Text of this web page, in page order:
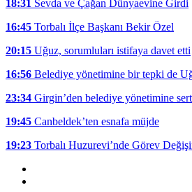
18:31 Sevda ve Çağan Dünyaevine Girdi
16:45 Torbalı İlçe Başkanı Bekir Özel
20:15 Uğuz, sorumluları istifaya davet etti
16:56 Belediye yönetimine bir tepki de
23:34 Girgin’den belediye yönetimine
19:45 Canbeldek’ten esnafa müjde
19:23 Torbalı Huzurevi’nde Görev